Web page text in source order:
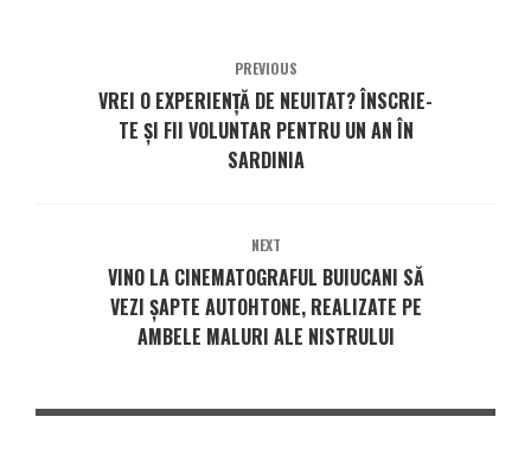
PREVIOUS
VREI O EXPERIENȚĂ DE NEUITAT? ÎNSCRIE-
TE ȘI FII VOLUNTAR PENTRU UN AN ÎN
SARDINIA
NEXT
VINO LA CINEMATOGRAFUL BUIUCANI SĂ
VEZI ȘAPTE AUTOHTONE, REALIZATE PE
AMBELE MALURI ALE NISTRULUI